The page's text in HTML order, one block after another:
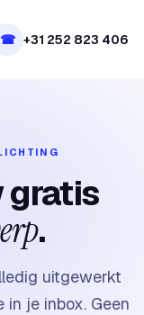
☎ +31 252 823 406
gratis
.
uitgewerkt
je inbox. Geen